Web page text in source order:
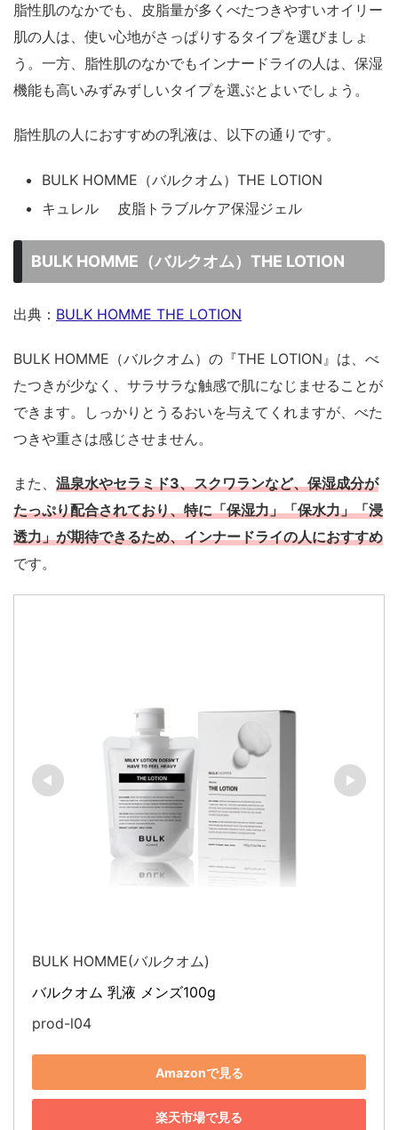
脂性肌のなかでも、皮脂量が多くべたつきやすいオイリー
肌の人は、使い心地がさっぱりするタイプを選びましょ
う。一方、脂性肌のなかでもインナードライの人は、保湿
機能も高いみずみずしいタイプを選ぶとよいでしょう。
脂性肌の人におすすめの乳液は、以下の通りです。
BULK HOMME（バルクオム）THE LOTION
キュレル 皮脂トラブルケア保湿ジェル
BULK HOMME（バルクオム）THE LOTION
出典： BULK HOMME THE LOTION
BULK HOMME（バルクオム）の『THE LOTION』は、べ
たつきが少なく、サラサラな触感で肌になじませることが
できます。しっかりとうるおいを与えてくれますが、べた
つきや重さは感じさせません。
また、 温泉水やセラミド3、スクワランなど、保湿成分が
たっぷり配合されており、特に「保湿力」「保水力」「浸
透力」が期待できるため、インナードライの人におすすめ
です。
BULK HOMME(バルクオム)
バルクオム 乳液 メンズ100g
prod-l04
Amazonで見る
楽天市場で見る